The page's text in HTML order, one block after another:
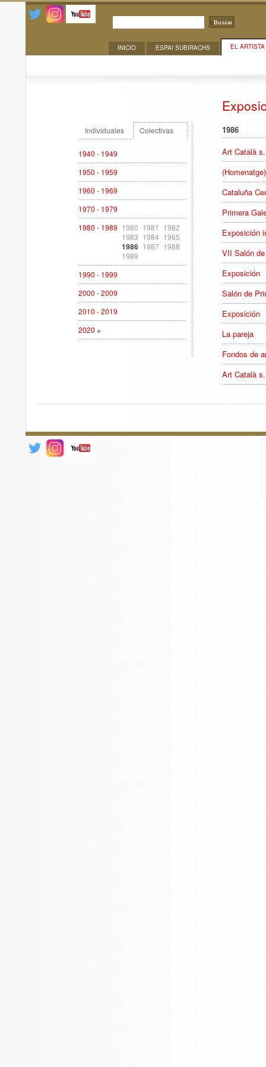
Buscar
EL ARTISTA
ESPAI SUBIRACHS
INICIO
Individuales Colectivas
1940 - 1949
1950 - 1959
1960 - 1969
1970 - 1979
1980 - 1989 1980 1981
1982
1983 1984 1985
1986 1987 1988
1989
1990 - 1999
2000 - 2009
2010 - 2019
2020 +
1986
Art Català
Cataluña
Primera
Exposición
VII Salón
Exposición
Salón de
Exposición
La pareja
Fondos de
Art Català